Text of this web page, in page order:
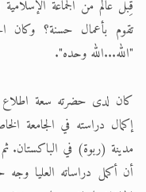
قِبل عالم من الجماعة
تقوم بأعمال حسنة؟ وكان
"الله...الله وحده".
كان لدى حضرته سعة اطلاع
إكمال دراسته في الجامعة
مدينة (ربوة) في الباكستان.
أن أكمل دراساته العليا وجه